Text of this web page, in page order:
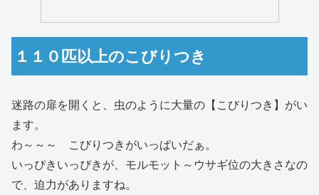
１１０匹以上のこびりつき
迷路の扉を開くと、虫のように大量の【こびりつき】がい
ます。
わ～～～ こびりつきがいっぱいだぁ。
いっぴきいっぴきが、モルモット～ウサギ位の大きさなの
で、迫力がありますね。